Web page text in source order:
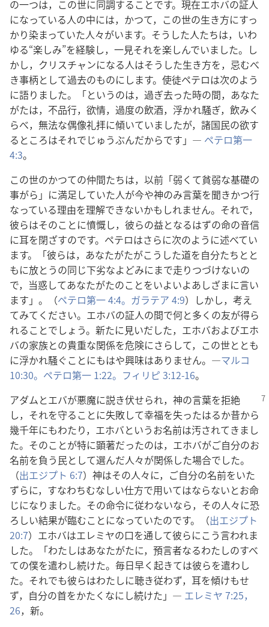
の一つは，この世に同調することです。現在エホバの証人
になっている人の中には，かつて，この世の生き方にすっ
かり染まっていた人々がいます。そうした人たちは，いわ
ゆる“楽しみ”を経験し，一見それを楽しんでいました。し
かし，クリスチャンになる人はそうした生き方を，忌むべ
き事柄として過去のものにします。使徒ペテロは次のよう
に語りました。「というのは，過ぎ去った時の間，あなた
がたは，不品行，欲情，過度の飲酒，浮かれ騒ぎ，飲みく
らべ，無法な偶像礼拝に傾いていましたが，諸国民の欲す
るところはそれでじゅうぶんだからです」― ペテロ第一
4:3。
この世のかつての仲間たちは，以前「弱くて貧弱な基礎の
事がら」に満足していた人が今や神のみ言葉を聞きかつ行
なっている理由を理解できないかもしれません。それで，
彼らはそのことに憤慨し，彼らの益となるはずの命の音信
に耳を閉ざすのです。ペテロはさらに次のように述べてい
ます。「彼らは，あなたがたがこうした道を自分たちとと
もに放とうの同じ下劣なよどみにまで走りつづけないの
で，当惑してあなたがたのことをいよいよあしざまに言い
ます」。（ペテロ第一 4:4。 ガラテア 4:9）しかし，考え
てみてください。エホバの証人の間で何と多くの友が得ら
れることでしょう。新たに見いだした，エホバおよびエホ
バの家族との貴重な関係を危険にさらして，この世ととも
に浮かれ騒ぐことにもはや興味はありません。―マルコ
10:30。 ペテロ第一 1:22。 フィリピ 3:12-16。
アダムとエバが悪魔に説き伏せられ，神の言葉を拒絶
し，それを守ることに失敗して幸福を失ったはるか昔から
幾千年にもわたり，エホバというお名前は汚されてきまし
た。そのことが特に顕著だったのは，エホバがご自分のお
名前を負う民として選んだ人々が関係した場合でした。
（出エジプト 6:7）神はその人々に，ご自分の名前をいた
ずらに，すなわちむなしい仕方で用いてはならないとお命
じになりました。その命令に従わないなら，その人々に恐
ろしい結果が臨むことになっていたのです。（出エジプト
20:7）エホバはエレミヤの口を通して彼らにこう言われま
した。「わたしはあなたがたに，預言者なるわたしのすべ
ての僕を遣わし続けた。毎日早く起きては彼らを遣わし
た。それでも彼らはわたしに聴き従わず，耳を傾けもせ
ず，自分の首をかたくなにし続けた」― エレミヤ 7:25，
26，新。